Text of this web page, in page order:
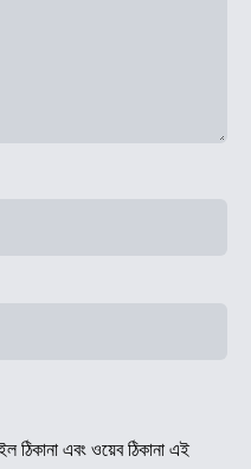
ঠিকানা এবং ওয়েব ঠিকানা এই